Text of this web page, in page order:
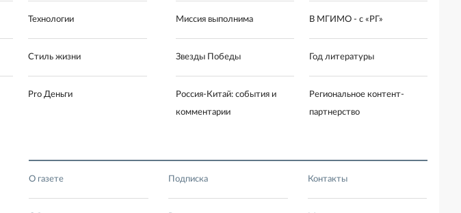
Технологии
Стиль жизни
Pro Деньги
Миссия выполнима В МГИМО - с «РГ»
Звезды Победы Год литературы
Россия-Китай: события и
комментарии
Региональное контент-
партнерство
О газете Подписка Контакты